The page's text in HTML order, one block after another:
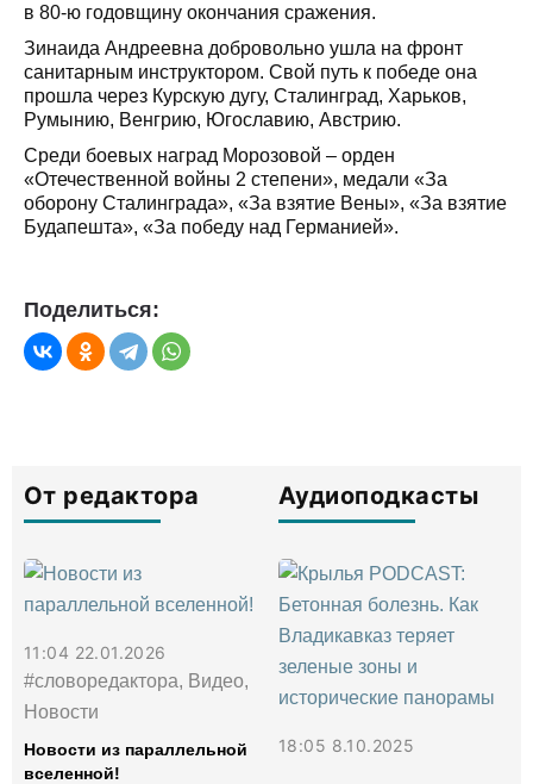
в 80-ю годовщину окончания сражения.
Зинаида Андреевна добровольно ушла на фронт
санитарным инструктором. Свой путь к победе она
прошла через Курскую дугу, Сталинград, Харьков,
Румынию, Венгрию, Югославию, Австрию.
Среди боевых наград Морозовой – орден
«Отечественной войны 2 степени», медали «За
оборону Сталинграда», «За взятие Вены», «За взятие
Будапешта», «За победу над Германией».
Поделиться:
От редактора
11:04 22.01.2026
#словоредактора, Видео,
Новости
Новости из параллельной
вселенной!
Аудиоподкасты
18:05 8.10.2025